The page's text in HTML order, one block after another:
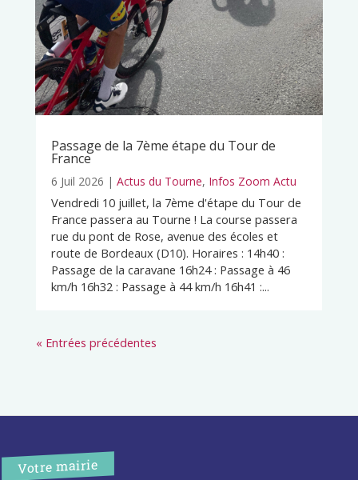
Passage de la 7ème étape du Tour de
France
6 Juil 2026 | Actus du Tourne, Infos Zoom Actu
Vendredi 10 juillet, la 7ème d'étape du Tour de
France passera au Tourne ! La course passera
rue du pont de Rose, avenue des écoles et
route de Bordeaux (D10). Horaires : 14h40 :
Passage de la caravane 16h24 : Passage à 46
km/h 16h32 : Passage à 44 km/h 16h41 :...
« Entrées précédentes
Votre mairie